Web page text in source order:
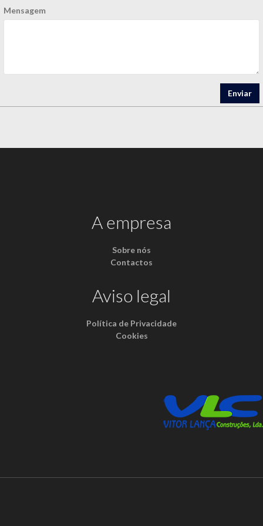
Mensagem
Enviar
A empresa
Sobre nós
Contactos
Aviso legal
Política de Privacidade
Cookies